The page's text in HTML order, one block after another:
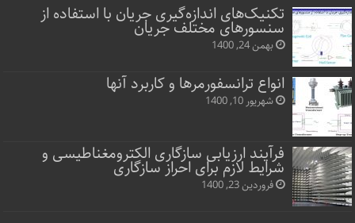
تکنیک‌های اندازه‌گیری جریان با استفاده از
سنسورهای مختلف جریان
بهمن 24, 1400
انواع ترانسفورمرها و کاربرد آنها
شهریور 10, 1400
فرآیند ارزیابی سازگاری الکترومغناطیسی و
شرایط لازم برای احراز سازگاری
فروردین 23, 1400